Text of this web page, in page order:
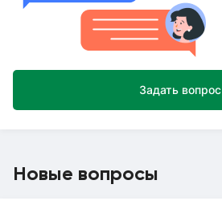
Задать вопрос
Новые вопросы